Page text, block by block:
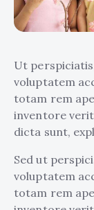
Ut
voluptatem
totam rem
inventore
dicta sunt,
Sed ut
voluptatem
totam rem